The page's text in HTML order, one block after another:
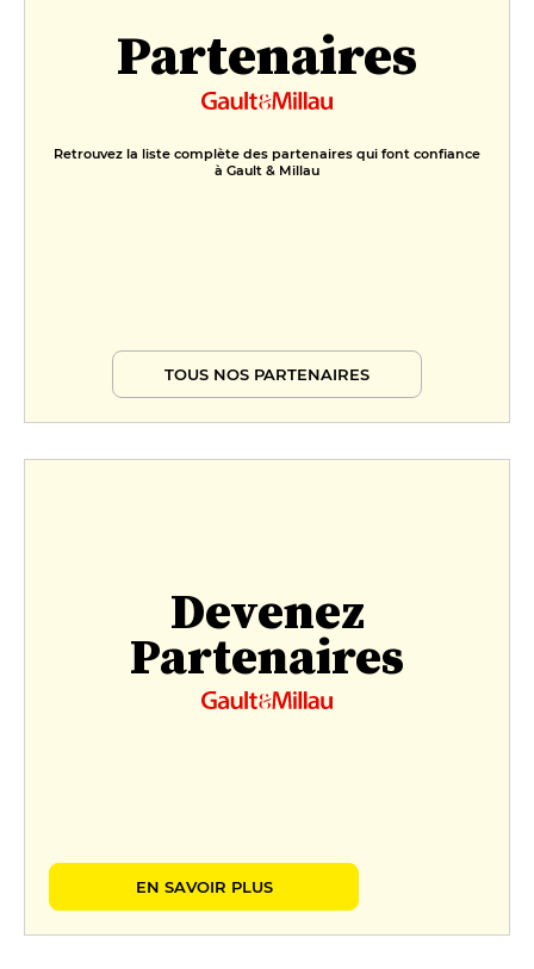
Partenaires
Retrouvez la liste complète des partenaires qui font confiance
à Gault & Millau
TOUS NOS PARTENAIRES
Devenez
Partenaires
EN SAVOIR PLUS